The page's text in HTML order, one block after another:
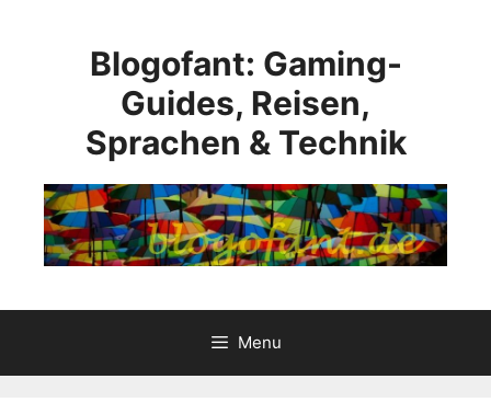
Blogofant: Gaming-
Guides, Reisen,
Sprachen & Technik
Menu